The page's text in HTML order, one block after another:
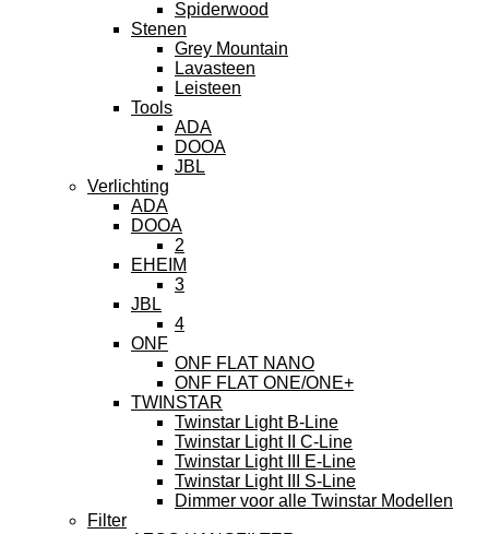
Spiderwood
Stenen
Grey Mountain
Lavasteen
Leisteen
Tools
ADA
DOOA
JBL
Verlichting
ADA
DOOA
2
EHEIM
3
JBL
4
ONF
ONF FLAT NANO
ONF FLAT ONE/ONE+
TWINSTAR
Twinstar Light B-Line
Twinstar Light II C-Line
Twinstar Light III E-Line
Twinstar Light III S-Line
Dimmer voor alle Twinstar Modellen
Filter